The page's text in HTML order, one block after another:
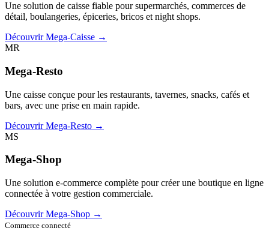
Une solution de caisse fiable pour supermarchés, commerces de
détail, boulangeries, épiceries, bricos et night shops.
Découvrir Mega-Caisse →
MR
Mega-Resto
Une caisse conçue pour les restaurants, tavernes, snacks, cafés et
bars, avec une prise en main rapide.
Découvrir Mega-Resto →
MS
Mega-Shop
Une solution e-commerce complète pour créer une boutique en ligne
connectée à votre gestion commerciale.
Découvrir Mega-Shop →
Commerce connecté